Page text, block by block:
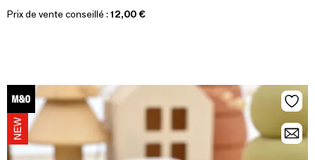
Prix de vente conseillé : 12,00 €